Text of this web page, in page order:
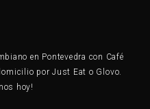
en Pontevedra con Café
por Just Eat o Glovo.
hoy!